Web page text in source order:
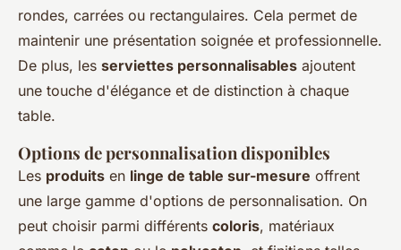
rondes, carrées ou rectangulaires. Cela permet de
maintenir une présentation soignée et professionnelle.
De plus, les serviettes personnalisables ajoutent
une touche d'élégance et de distinction à chaque
table.
Options de personnalisation disponibles
Les produits en linge de table sur-mesure offrent
une large gamme d'options de personnalisation. On
peut choisir parmi différents coloris, matériaux